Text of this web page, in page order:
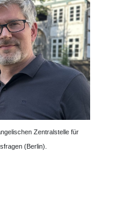
Zentralstelle für
(Berlin).